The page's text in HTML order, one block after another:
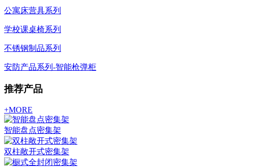
公寓床营具系列
学校课桌椅系列
不锈钢制品系列
安防产品系列-智能枪弹柜
推荐产品
+MORE
智能盘点密集架
双柱敞开式密集架